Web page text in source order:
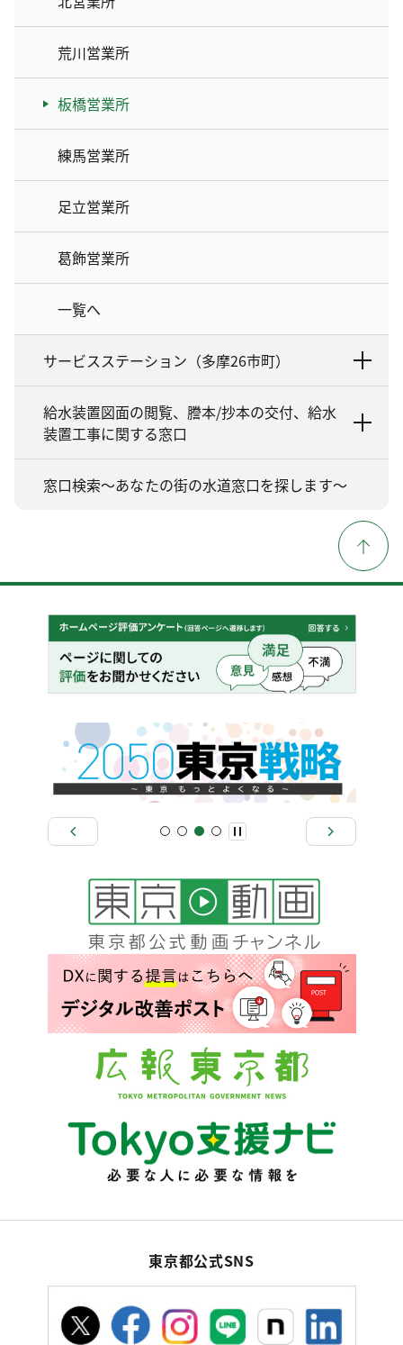
荒川営業所
板橋営業所
練馬営業所
足立営業所
葛飾営業所
一覧へ
サービスステーション（多摩26市町）
給水装置図面の閲覧、謄本/抄本の交付、給水
装置工事に関する窓口
窓口検索～あなたの街の水道窓口を探します～
東京都公式SNS